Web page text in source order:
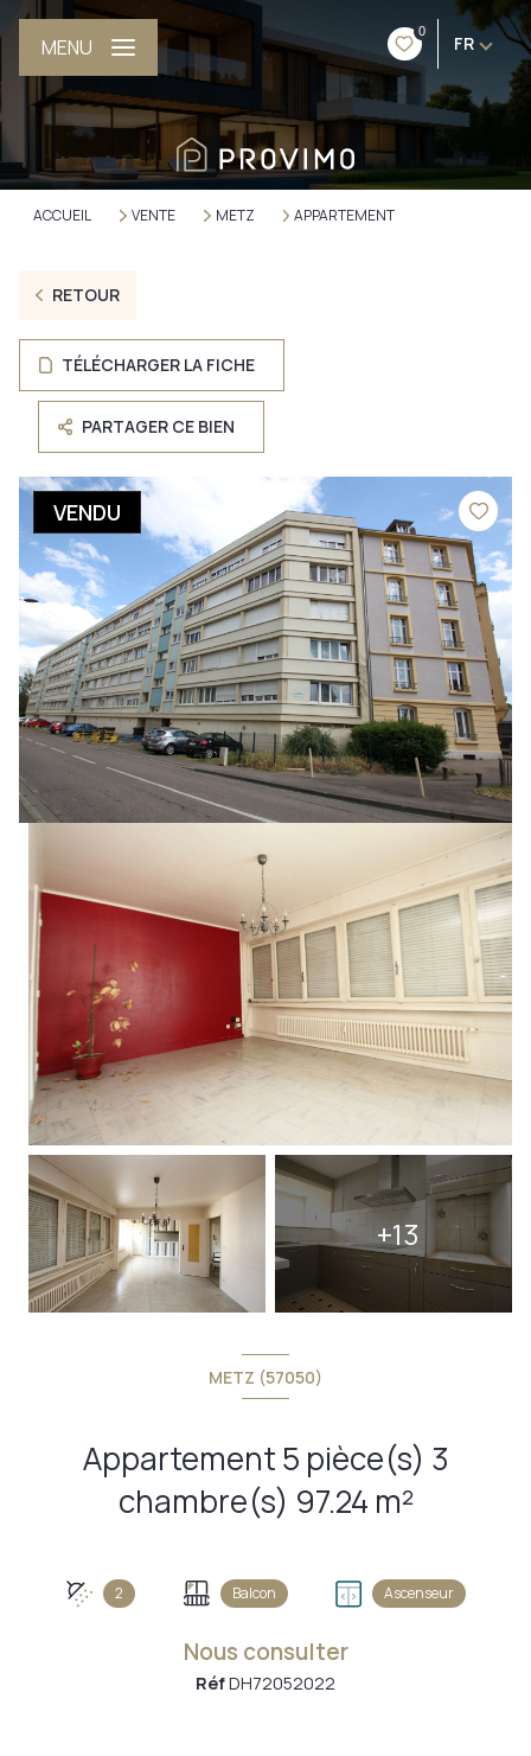
0
FR
MENU
ACCUEIL VENTE METZ APPARTEMENT
RETOUR
TÉLÉCHARGER LA FICHE
PARTAGER CE BIEN
VENDU
+13
METZ (57050)
Appartement 5 pièce(s) 3
chambre(s) 97.24 m²
2 Balcon Ascenseur
Nous consulter
RéfDH72052022